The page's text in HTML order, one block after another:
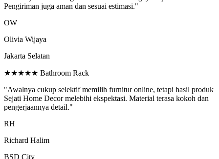
Pengiriman juga aman dan sesuai estimasi."
OW
Olivia Wijaya
Jakarta Selatan
★★★★★ Bathroom Rack
"Awalnya cukup selektif memilih furnitur online, tetapi hasil produk
Sejati Home Decor melebihi ekspektasi. Material terasa kokoh dan
pengerjaannya detail."
RH
Richard Halim
BSD City